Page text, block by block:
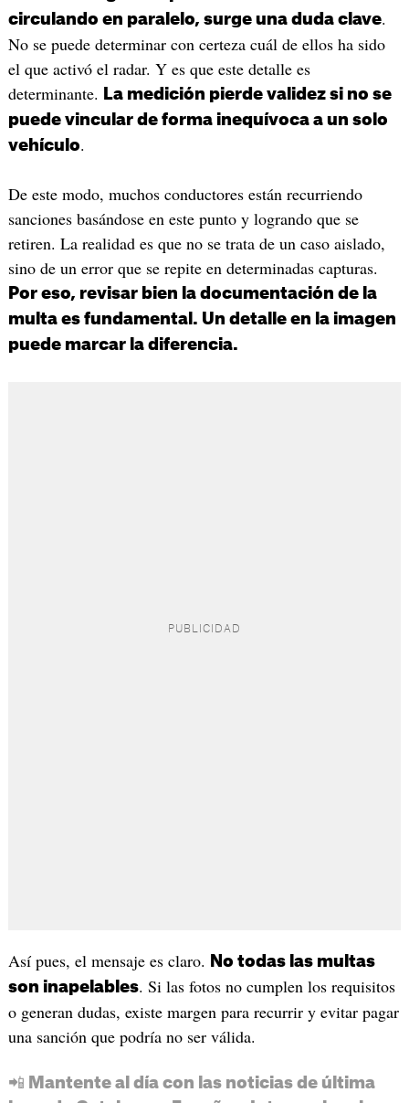
circulando en paralelo, surge una duda clave.
No se puede determinar con certeza cuál de ellos ha sido
el que activó el radar. Y es que este detalle es
determinante.
La medición pierde validez si no se
puede vincular de forma inequívoca a un solo
vehículo.
De este modo, muchos conductores están recurriendo
sanciones basándose en este punto y logrando que se
retiren. La realidad es que no se trata de un caso aislado,
sino de un error que se repite en determinadas capturas.
Por eso, revisar bien la documentación de la
multa es fundamental. Un detalle en la imagen
puede marcar la diferencia.
Así pues, el mensaje es claro.
No todas las multas
son inapelables. Si las fotos no cumplen los requisitos
o generan dudas, existe margen para recurrir y evitar pagar
una sanción que podría no ser válida.
📲 Mantente al día con las noticias de última